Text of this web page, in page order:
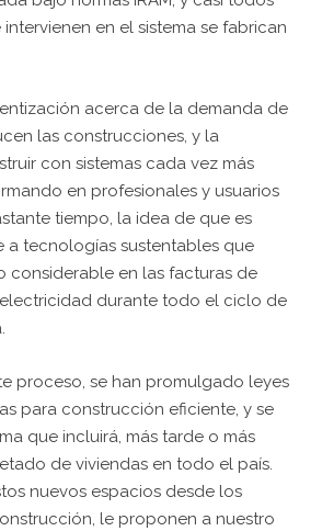
en el sistema se fabrican
acerca de la demanda de
las construcciones, y la
con sistemas cada vez más
en profesionales y usuarios
tiempo, la idea de que es
a tecnologías sustentables que
considerable en las facturas de
durante todo el ciclo de
proceso, se han promulgado leyes
para construcción eficiente, y se
que incluirá, más tarde o más
de viviendas en todo el país.
nuevos espacios desde los
le proponen a nuestro